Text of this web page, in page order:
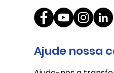
Ajude nossa